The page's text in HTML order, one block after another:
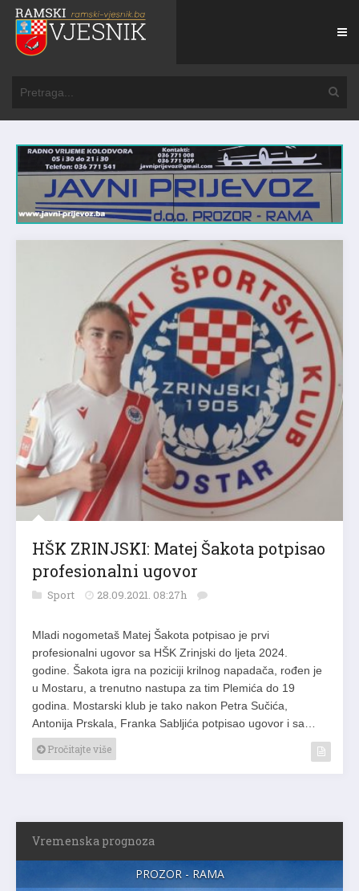
HŠK ZRINJSKI: Matej Šakota potpisao
profesionalni ugovor
Sport 28.09.2021. 08:27h
Mladi nogometaš Matej Šakota potpisao je prvi
profesionalni ugovor sa HŠK Zrinjski do ljeta 2024.
godine. Šakota igra na poziciji krilnog napadača, rođen je
u Mostaru, a trenutno nastupa za tim Plemića do 19
godina. Mostarski klub je tako nakon Petra Sučića,
Antonija Prskala, Franka Sabljića potpisao ugovor i sa…
Pročitajte više
Vremenska prognoza
PROZOR - RAMA